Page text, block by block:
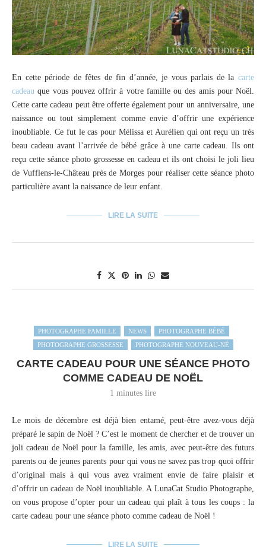
En cette période de fêtes de fin d’année, je vous parlais de la carte
cadeau que vous pouvez offrir à votre famille ou des amis pour Noël.
Cette carte cadeau peut être offerte également pour un anniversaire, une
naissance ou tout simplement comme envie d’offrir une expérience
inoubliable. Ce fut le cas pour Mélissa et Aurélien qui ont reçu un très
beau cadeau avant l’arrivée de bébé grâce à une carte cadeau. Ils ont
reçu cette séance photo grossesse en cadeau et ils ont choisi le joli lieu
de Vufflens-le-Château près de Morges pour réaliser cette séance photo
particulière avant la naissance de leur enfant.
LIRE LA SUITE
PHOTOGRAPHE FAMILLE NEWS
PHOTOGRAPHE BÉBÉ
PHOTOGRAPHE GROSSESSE
PHOTOGRAPHE NOUVEAU-NÉ
CARTE CADEAU POUR UNE SÉANCE PHOTO
COMME CADEAU DE NOËL
1 minutes lire
Le mois de décembre est déjà bien entamé, peut-être avez-vous déjà
préparé le sapin de Noël ? C’est le moment de chercher et de trouver un
joli cadeau de Noël pour la famille, les amis, avec peut-être des futurs
parents ou de jeunes parents pour qui vous ne savez pas trop quoi offrir
d’original mais à qui vous avez vraiment envie de faire plaisir et
d’offrir un cadeau de Noël inoubliable. A LunaCat Studio Photographe,
on vous propose d’opter pour un cadeau qui plaît à tous les coups : la
carte cadeau pour une séance photo comme cadeau de Noël !
LIRE LA SUITE